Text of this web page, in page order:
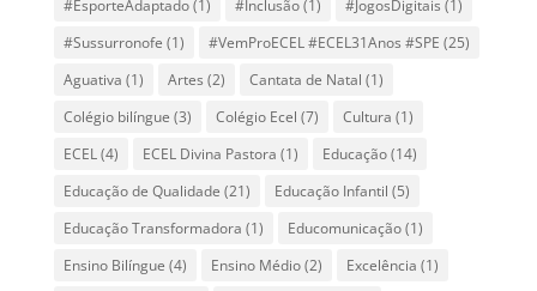
#EsporteAdaptado(1) #Inclusão(1) #JogosDigitais (1)
#Sussurronofe (1) #VemProECEL #ECEL31Anos #SPE (25)
Aguativa (1) Artes (2) Cantata de Natal (1)
Colégio bilíngue (3) Colégio Ecel (7) Cultura (1)
ECEL(4) ECEL Divina Pastora (1) Educação(14)
Educação de Qualidade (21) Educação Infantil (5)
Educação Transformadora (1) Educomunicação(1)
Ensino Bilíngue (4) Ensino Médio(2) Excelência (1)